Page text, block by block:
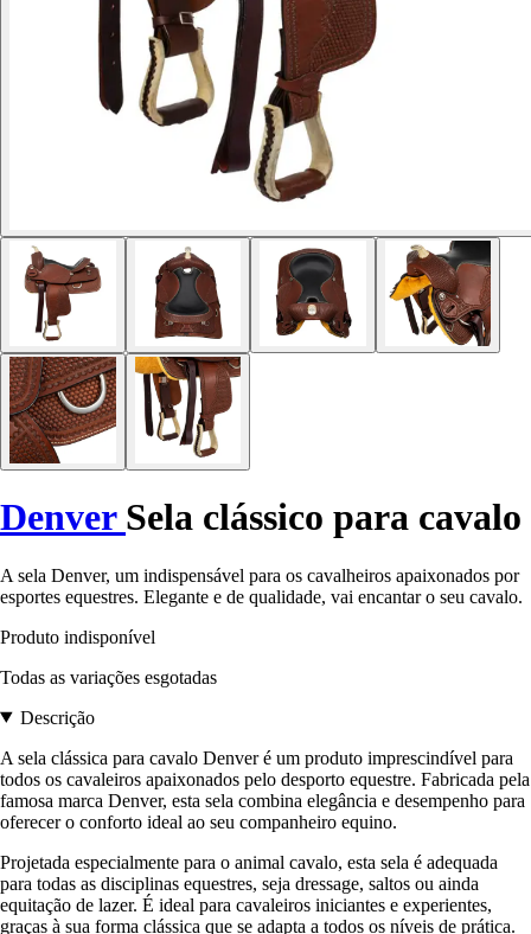
Denver Sela clássico para cavalo
A sela Denver, um indispensável para os cavalheiros apaixonados por
esportes equestres. Elegante e de qualidade, vai encantar o seu cavalo.
Produto indisponível
Todas as variações esgotadas
Descrição
A sela clássica para cavalo Denver é um produto imprescindível para
todos os cavaleiros apaixonados pelo desporto equestre. Fabricada pela
famosa marca Denver, esta sela combina elegância e desempenho para
oferecer o conforto ideal ao seu companheiro equino.
Projetada especialmente para o animal cavalo, esta sela é adequada
para todas as disciplinas equestres, seja dressage, saltos ou ainda
equitação de lazer. É ideal para cavaleiros iniciantes e experientes,
graças à sua forma clássica que se adapta a todos os níveis de prática.